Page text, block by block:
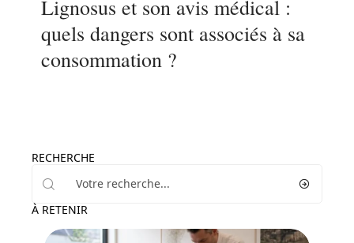
Lignosus et son avis médical :
quels dangers sont associés à sa
consommation ?
RECHERCHE
À RETENIR